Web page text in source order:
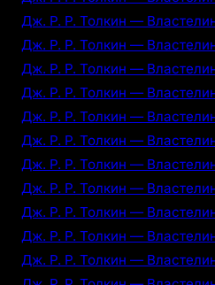
Дж. Р. Р. Толкин —
Дж. Р. Р. Толкин —
Дж. Р. Р. Толкин —
Дж. Р. Р. Толкин —
Дж. Р. Р. Толкин —
Дж. Р. Р. Толкин —
Дж. Р. Р. Толкин —
Дж. Р. Р. Толкин —
Дж. Р. Р. Толкин —
Дж. Р. Р. Толкин —
Дж. Р. Р. Толкин —